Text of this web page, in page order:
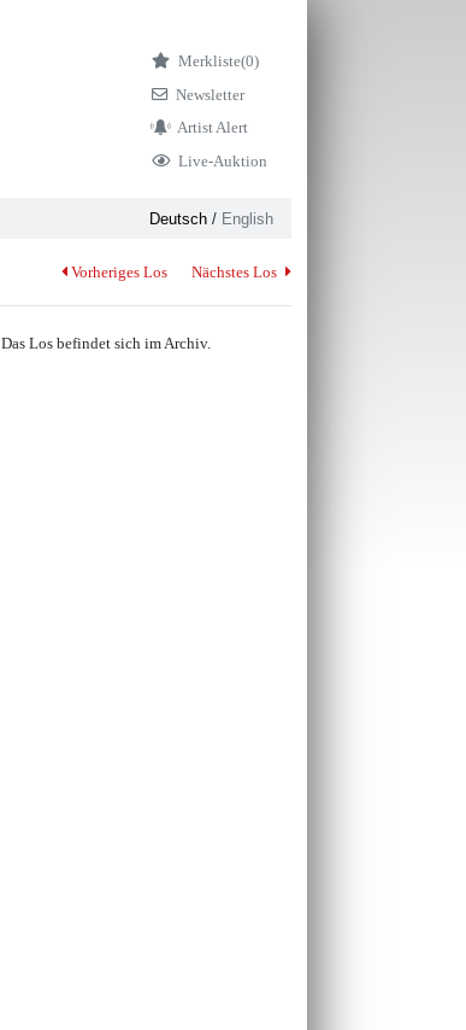
Merkliste(0)
Newsletter
Artist Alert
Live-Auktion
Deutsch/ English
Vorheriges Los Nächstes Los
Das Los befindet sich im Archiv.